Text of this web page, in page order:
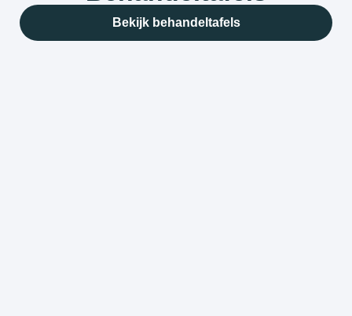
Bekijk behandeltafels